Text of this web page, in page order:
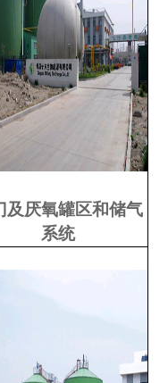
及厌氧罐区和储气
系统